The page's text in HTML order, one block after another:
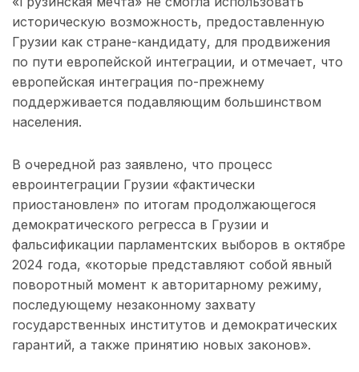
историческую возможность, предоставленную
Грузии как стране-кандидату, для продвижения
по пути европейской интеграции, и отмечает, что
европейская интеграция по-прежнему
поддерживается подавляющим большинством
населения.
В очередной раз заявлено, что процесс
евроинтеграции Грузии «фактически
приостановлен» по итогам продолжающегося
демократического регресса в Грузии и
фальсификации парламентских выборов в октябре
2024 года, «которые представляют собой явный
поворотный момент к авторитарному режиму,
последующему незаконному захвату
государственных институтов и демократических
гарантий, а также принятию новых законов».